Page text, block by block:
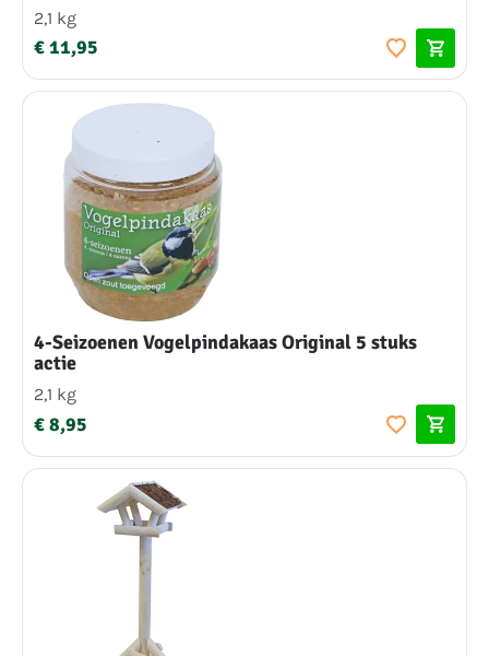
2,1 kg
€ 11,95
4-Seizoenen Vogelpindakaas Original 5 stuks
actie
2,1 kg
€ 8,95